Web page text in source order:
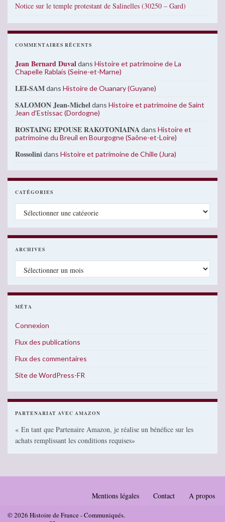
Notice sur le temple protestant de Salinelles (30250 – Gard)
COMMENTAIRES RÉCENTS
Jean Bernard Duvaldans Histoire et patrimoine de La
Chapelle Rablais (Seine-et-Marne)
LEI-SAMdans Histoire de Ouanary (Guyane)
SALOMON Jean-Micheldans Histoire et patrimoine de Saint
Jean d’Estissac (Dordogne)
ROSTAING EPOUSE RAKOTONIAINAdans Histoire et
patrimoine du Breuil en Bourgogne (Saône-et-Loire)
Rossolinidans Histoire et patrimoine de Chille (Jura)
CATÉGORIES
Catégories
ARCHIVES
Archives
MÉTA
Connexion
Flux des publications
Flux des commentaires
Site de WordPress-FR
PARTENARIAT AVEC AMAZON
« En tant que Partenaire Amazon, je réalise un bénéfice sur les
achats remplissant les conditions requises»
Mentions légales Contact A propos
© 2026 Histoire de France - Communiqués.